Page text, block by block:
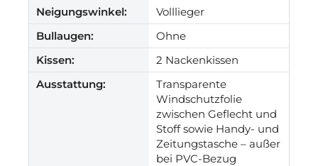
Neigungswinkel:
Volllieger
Bullaugen:
Ohne
Kissen:
2 Nackenkissen
Ausstattung:
Transparente
Windschutzfolie
zwischen Geflecht und
Stoff sowie Handy- und
Zeitungstasche – außer
bei PVC-Bezug